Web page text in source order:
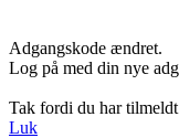
Adgangskode ændret.
Log på med din nye
Tak fordi du har
Luk